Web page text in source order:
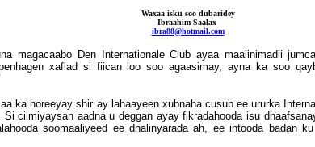
Waxaa isku soo dubaridey
Ibraahim Saalax
ibra88@hotmail.com
magacaabo Den Internationale Club ayaa maalinimadii
xaflad si fiican loo soo agaasimay, ayna ka soo
ka horeeyay shir ay lahaayeen xubnaha cusub ee ururka
cilmiyaysan aadna u deggan ayay fikradahooda isu
soomaaliyeed ee dhalinyarada ah, ee intooda badan